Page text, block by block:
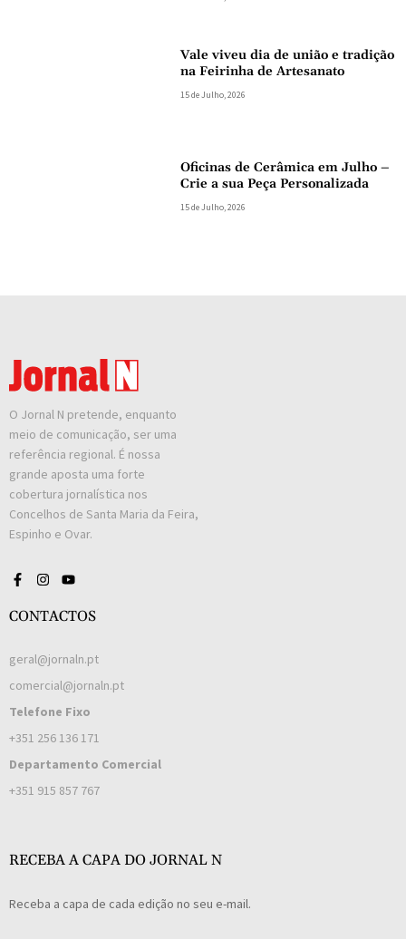
Vale viveu dia de união e tradição
na Feirinha de Artesanato
15 de Julho, 2026
Oficinas de Cerâmica em Julho –
Crie a sua Peça Personalizada
15 de Julho, 2026
O Jornal N pretende, enquanto
meio de comunicação, ser uma
referência regional. É nossa
grande aposta uma forte
cobertura jornalística nos
Concelhos de Santa Maria da Feira,
Espinho e Ovar.
CONTACTOS
geral@jornaln.pt
comercial@jornaln.pt
Telefone Fixo
+351 256 136 171
Departamento Comercial
+351 915 857 767
RECEBA A CAPA DO JORNAL N
Receba a capa de cada edição no seu e-mail.